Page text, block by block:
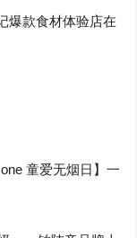
爆款食材体验店在
童爱无烟日】一